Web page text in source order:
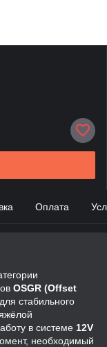
Оплата
OSGR (Offset
стабильного
в системе 12V
необходимый